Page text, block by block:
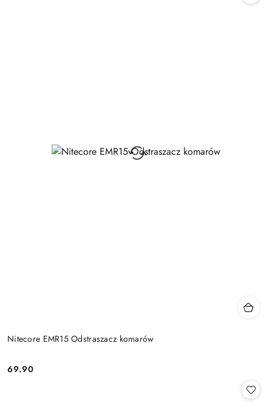
Nitecore EMR15 Odstraszacz komarów
Cena:
69.90